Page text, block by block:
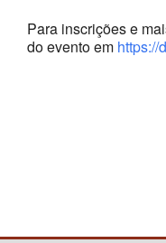
Para inscrições e
do evento em https://